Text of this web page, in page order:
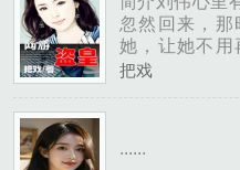
忽然回来，
她，让她不用
她。她只用
把戏
......